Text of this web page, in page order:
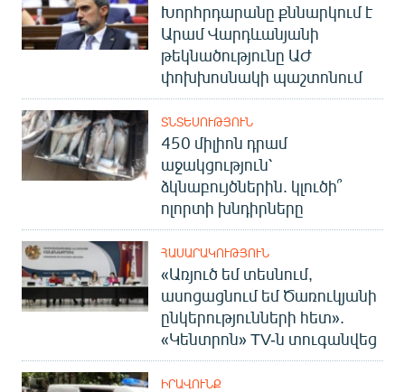
Խորհրդարանը քննարկում է
Արամ Վարդևանյանի
թեկնածությունը ԱԺ
փոխխոսնակի պաշտոնում
ՏՆՏԵՍՈՒԹՅՈՒՆ
450 միլիոն դրամ
աջակցություն՝
ձկնաբույծներին. կլուծի՞
ոլորտի խնդիրները
ՀԱՍԱՐԱԿՈՒԹՅՈՒՆ
«Առյուծ եմ տեսնում,
ասոցացնում եմ Ծառուկյանի
ընկերությունների հետ».
«Կենտրոն» TV-ն տուգանվեց
ԻՐԱՎՈՒՆՔ